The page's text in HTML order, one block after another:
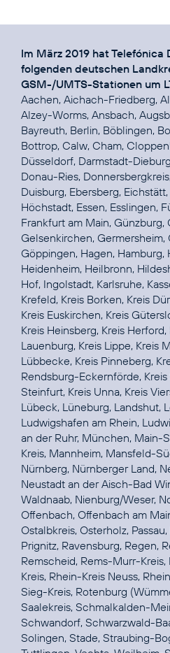
Im März 2019 hat
folgenden deutschen
GSM-/UMTS-Stationen um
Aachen, Aichach-Friedberg,
Alzey-Worms, Ansbach,
Bayreuth, Berlin, Böblingen,
Bottrop, Calw, Cham,
Düsseldorf, Darmstadt-
Donau-Ries,
Duisburg, Ebersberg,
Höchstadt, Essen, Esslingen,
Frankfurt am Main,
Gelsenkirchen, Germersheim,
Göppingen, Hagen, Hamburg,
Heidenheim, Heilbronn,
Hof, Ingolstadt, Karlsruhe,
Krefeld, Kreis Borken, Kreis
Kreis Euskirchen, Kreis
Kreis Heinsberg, Kreis
Lauenburg, Kreis Lippe, Kreis
Lübbecke, Kreis Pinneberg,
Rendsburg-Eckernförde,
Steinfurt, Kreis Unna, Kreis
Lübeck, Lüneburg, Landshut,
Ludwigshafen am Rhein,
an der Ruhr, München, Main-
Kreis, Mannheim, Mansfeld-
Nürnberg, Nürnberger Land,
Neustadt an der Aisch-Bad
Waldnaab, Nienburg/Weser,
Offenbach, Offenbach am
Ostalbkreis, Osterholz,
Prignitz, Ravensburg, Regen,
Remscheid, Rems-Murr-
Kreis, Rhein-Kreis Neuss,
Sieg-Kreis, Rotenburg
Saalekreis, Schmalkalden-
Schwandorf, Schwarzwald-
Solingen, Stade, Straubing-